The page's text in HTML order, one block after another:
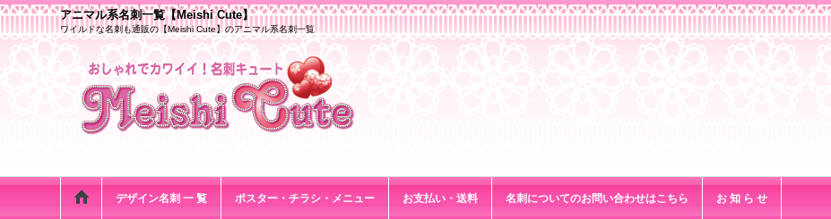
アニマル系名刺一覧【Meishi Cute】
ワイルドな名刺も通販の【Meishi Cute】のアニマル系名刺一覧
デザイン名刺 一 覧 ポスター・チラシ・メニュー お支払い・送料 名刺についてのお問い合わせはこちら お 知 ら せ